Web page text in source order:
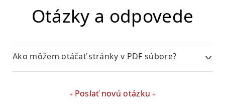
Otázky a odpovede
Ako môžem otáčať stránky v PDF súbore?
Poslať novú otázku